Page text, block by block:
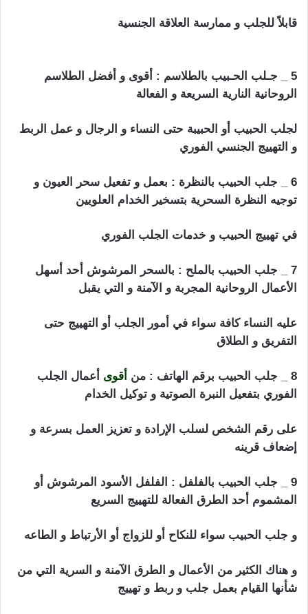
قابلاً للجلب و ممارسة العلاقة الجنسية
5 _ جـلب الحـبيب بالطلاسم : أقوى و أفضل الطلاسم
الروحانية النارية السريعة و الفعالة
لجلب الحبيب أو الحبيبة حتى النساء و الرجال و عمل الربط
و التهييج الجنسي الفوري
6 _ جلب الحبيب بالنظرة : بعمل و تفعيل سحر العيون و
توجيه النظرة السحرية بتسخير الخدام العلويين
في تهييج الحبيب و خدمات الجلب الفوري
7 _ جلب الحبيب بالملح : بالسحر المرشوش أحد أسهل
الأعمال الروحانية المجربة و الآمنة و التي يقبل
عليه النساء كافة سواء في أمور الجلب أو التهييج حتى
التفريق و الطلاق
8 _ جلب الحبيب برقم الهاتف : من أقوى أعمال الجلب
الفوري بتفعيل النبرة الصوتية و توكيل الخدام
على رقم الشخص لسلب الإرادة و تعزيز العمل بسرعة و
إضعاف قرينه
9 _ جلب الحبيب بالفلفل : الفلفل الأسود المرشوش أو
المشموم أحد الطرق الفعالة للتهييج السريع
و جلب الحبيب سواء للنكاح أو للزواج أو الأرتباط و الطاعه
و هناك الكثير من الأعمال و الطرق الآمنة و السرية التي من
شأنها القيام بعمل جلب و ربط و تهييج